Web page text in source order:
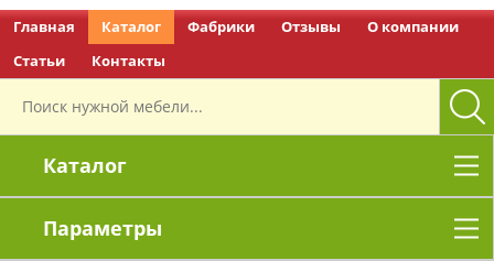
Главная Каталог Фабрики Отзывы
О компании
Статьи
Контакты
Каталог
Параметры